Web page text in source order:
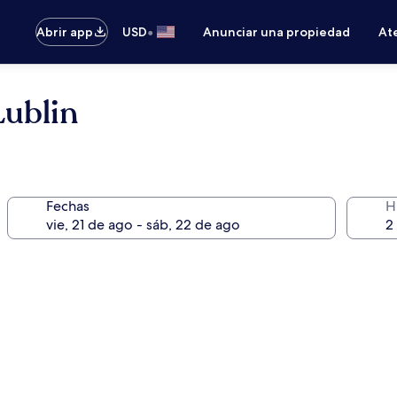
Abrir app USD• Anunciar una propiedad
Fechas